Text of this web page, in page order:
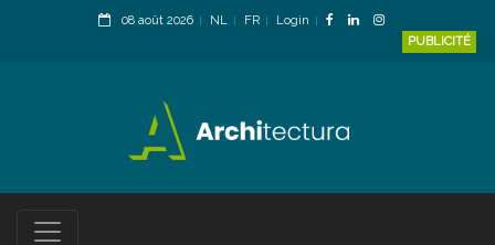
08 août 2026 NL FR
Login
PUBLICITÉ